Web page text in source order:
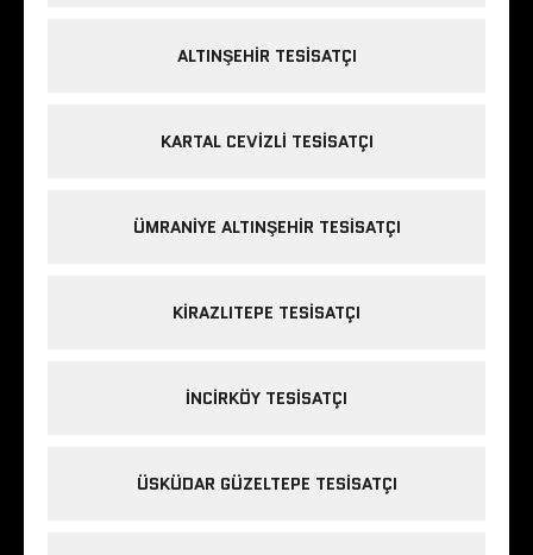
ALTINŞEHIR TESISATÇI
KARTAL CEVIZLI TESISATÇI
ÜMRANIYE ALTINŞEHIR TESISATÇI
KIRAZLITEPE TESISATÇI
INCIRKÖY TESISATÇI
ÜSKÜDAR GÜZELTEPE TESISATÇI